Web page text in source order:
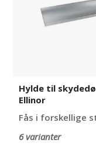
Hylde til
Ellinor
Fås i forskellige
6 varianter